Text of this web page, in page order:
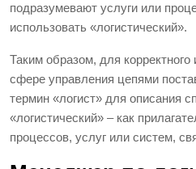
подразумевают услуги или
использовать «логистический».
Таким образом, для
сфере управления цепями
термин «логист» для описания
«логистический» – как
процессов, услуг или систем,